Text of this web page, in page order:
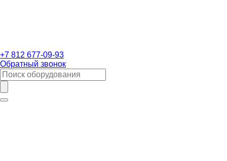
+7 812 677-09-93
Обратный звонок